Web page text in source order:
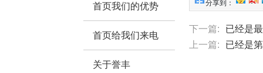
首页我们的优势
首页给我们来电
关于誉丰
分享到：
下一篇:
已经是
上一篇:
已经是